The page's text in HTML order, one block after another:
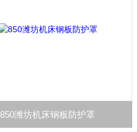
850潍坊机床钢板防护罩